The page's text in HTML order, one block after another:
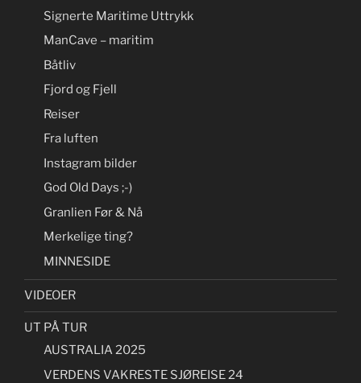
Signerte Maritime Uttrykk
ManCave – maritim
Båtliv
Fjord og Fjell
Reiser
Fra luften
Instagram bilder
God Old Days ;-)
Granlien Før & Nå
Merkelige ting?
MINNESIDE
VIDEOER
UT PÅ TUR
AUSTRALIA 2025
VERDENS VAKRESTE SJØREISE 24